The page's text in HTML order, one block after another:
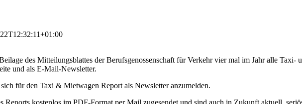
des Mitteilungsblattes der Berufsgenossenschaft für Verkehr vier mal im Jahr alle Taxi-
und als E-Mail-Newsletter.
für den Taxi & Mietwagen Report als Newsletter anzumelden.
Reports kostenlos im PDF-Format per Mail zugesendet und sind auch in Zukunft aktuell,